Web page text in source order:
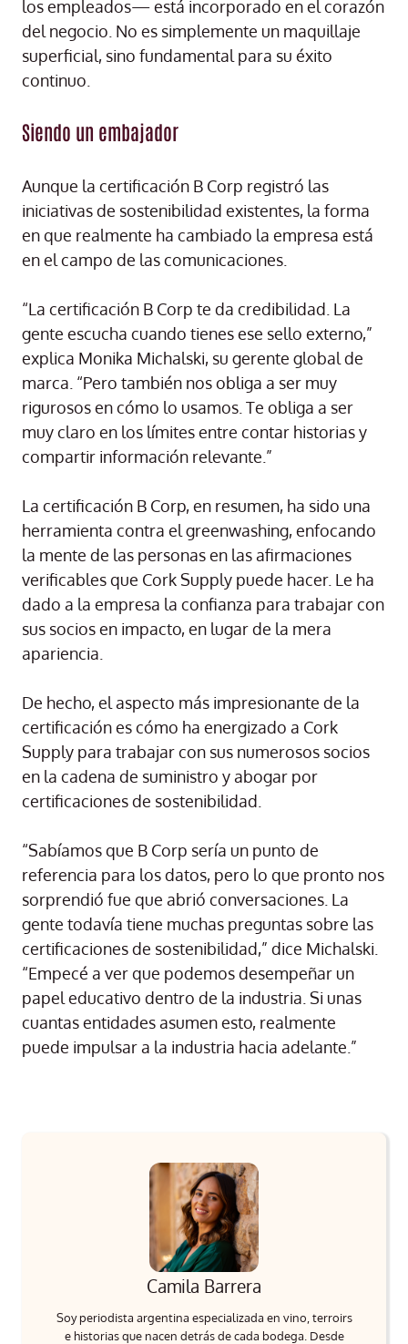
los empleados— está incorporado en el corazón
del negocio. No es simplemente un maquillaje
superficial, sino fundamental para su éxito
continuo.
Siendo un embajador
Aunque la certificación B Corp registró las
iniciativas de sostenibilidad existentes, la forma
en que realmente ha cambiado la empresa está
en el campo de las comunicaciones.
“La certificación B Corp te da credibilidad. La
gente escucha cuando tienes ese sello externo,”
explica Monika Michalski, su gerente global de
marca. “Pero también nos obliga a ser muy
rigurosos en cómo lo usamos. Te obliga a ser
muy claro en los límites entre contar historias y
compartir información relevante.”
La certificación B Corp, en resumen, ha sido una
herramienta contra el greenwashing, enfocando
la mente de las personas en las afirmaciones
verificables que Cork Supply puede hacer. Le ha
dado a la empresa la confianza para trabajar con
sus socios en impacto, en lugar de la mera
apariencia.
De hecho, el aspecto más impresionante de la
certificación es cómo ha energizado a Cork
Supply para trabajar con sus numerosos socios
en la cadena de suministro y abogar por
certificaciones de sostenibilidad.
“Sabíamos que B Corp sería un punto de
referencia para los datos, pero lo que pronto nos
sorprendió fue que abrió conversaciones. La
gente todavía tiene muchas preguntas sobre las
certificaciones de sostenibilidad,” dice Michalski.
“Empecé a ver que podemos desempeñar un
papel educativo dentro de la industria. Si unas
cuantas entidades asumen esto, realmente
puede impulsar a la industria hacia adelante.”
Camila Barrera
Soy periodista argentina especializada en vino, terroirs
e historias que nacen detrás de cada bodega. Desde